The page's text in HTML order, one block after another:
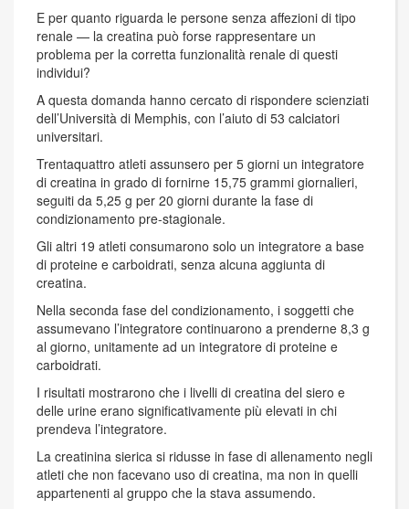
E per quanto riguarda le persone senza affezioni di tipo
renale — la creatina può forse rappresentare un
problema per la corretta funzionalità renale di questi
individui?
A questa domanda hanno cercato di rispondere scienziati
dell’Università di Memphis, con l’aiuto di 53 calciatori
universitari.
Trentaquattro atleti assunsero per 5 giorni un integratore
di creatina in grado di fornirne 15,75 grammi giornalieri,
seguiti da 5,25 g per 20 giorni durante la fase di
condizionamento pre-stagionale.
Gli altri 19 atleti consumarono solo un integratore a base
di proteine e carboidrati, senza alcuna aggiunta di
creatina.
Nella seconda fase del condizionamento, i soggetti che
assumevano l’integratore continuarono a prenderne 8,3 g
al giorno, unitamente ad un integratore di proteine e
carboidrati.
I risultati mostrarono che i livelli di creatina del siero e
delle urine erano significativamente più elevati in chi
prendeva l’integratore.
La creatinina sierica si ridusse in fase di allenamento negli
atleti che non facevano uso di creatina, ma non in quelli
appartenenti al gruppo che la stava assumendo.